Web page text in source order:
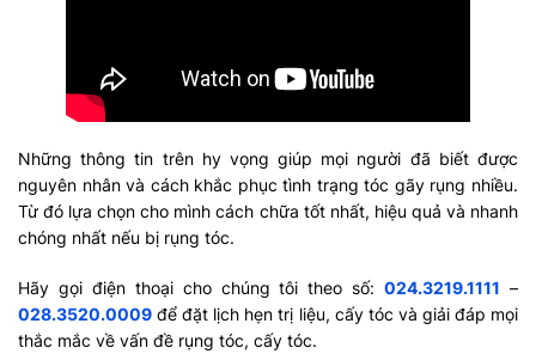
Những thông tin trên hy vọng giúp mọi người đã biết được
nguyên nhân và cách khắc phục tình trạng tóc gãy rụng nhiều.
Từ đó lựa chọn cho mình cách chữa tốt nhất, hiệu quả và nhanh
chóng nhất nếu bị rụng tóc.
Hãy gọi điện thoại cho chúng tôi theo số:024.3219.1111 –
028.3520.0009 để đặt lịch hẹn trị liệu, cấy tóc và giải đáp mọi
thắc mắc về vấn đề rụng tóc, cấy tóc.